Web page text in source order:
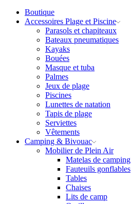
Boutique
Accessoires Plage et Piscine
Parasols et chapiteaux
Bateaux pneumatiques
Kayaks
Bouées
Masque et tuba
Palmes
Jeux de plage
Piscines
Lunettes de natation
Tapis de plage
Serviettes
Vêtements
Camping & Bivouac
Mobilier de Plein Air
Matelas de camping
Fauteuils gonflables
Tables
Chaises
Lits de camp